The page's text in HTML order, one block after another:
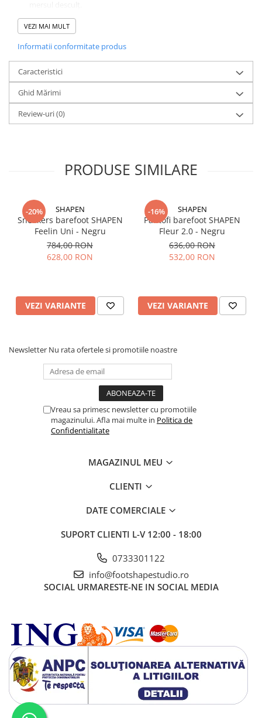
Extrem de ușor, perfect pentru purtare casual la plajă, piscină
sau în oraș.
Design inspirat de mocasini pentru un look relaxat, specific
stilului de plajă.
Branț detașabil, permițând o experiență și mai apropiată de
stilul barefoot.
Greutate redusă, ideali pentru călătorii și utilizări diverse.
Sezoane: potrivit pentru primăvară și vară, datorită materialului
ușor și respirabil.
Întreținere: curățare manuală cu apă călduță și săpun blând.
VEZI MAI MULT
Informatii conformitate produs
Caracteristici
Ghid Mărimi
Review-uri(0)
PRODUSE SIMILARE
-20% SHAPEN
Sneakers barefoot SHAPEN
Feelin Uni - Negru
784,00 RON
628,00 RON
VEZI VARIANTE
-16% SHAPEN
Pantofi barefoot SHAPEN
Fleur 2.0 - Negru
636,00 RON
532,00 RON
VEZI VARIANTE
Newsletter Nu rata ofertele si promotiile noastre
Vreau sa primesc newsletter cu promotiile
magazinului. Afla mai multe in Politica de
Confidentialitate
MAGAZINUL MEU
CLIENTI
DATE COMERCIALE
SUPORT CLIENTI L-V 12:00 - 18:00
0733301122
info@footshapestudio.ro
SOCIAL URMARESTE-NE IN SOCIAL MEDIA